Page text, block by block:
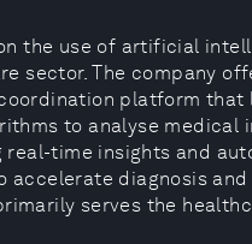
the use of artificial
sector. The company
platform that
to analyse medical
real-time insights and
accelerate diagnosis
serves the